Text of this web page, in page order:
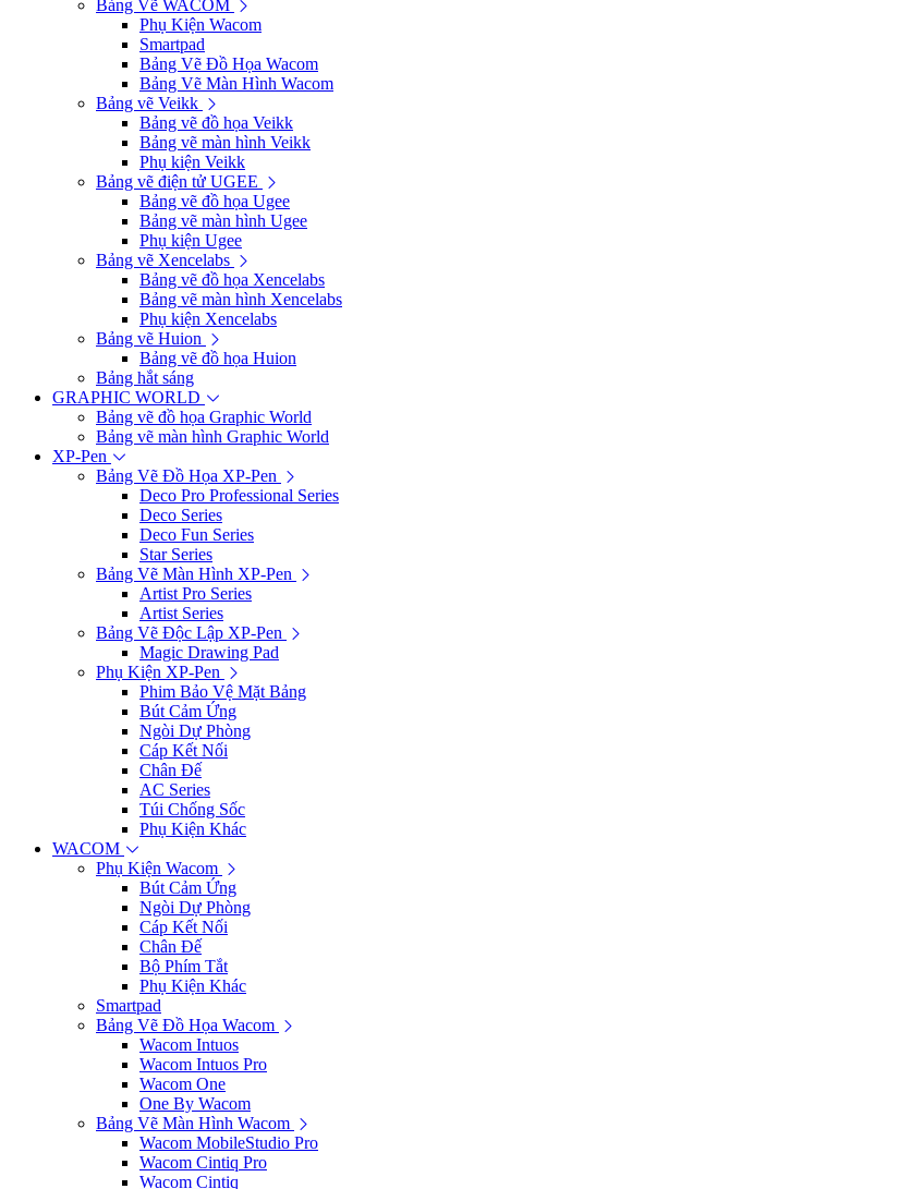
Bảng Vẽ WACOM
Phụ Kiện Wacom
Smartpad
Bảng Vẽ Đồ Họa Wacom
Bảng Vẽ Màn Hình Wacom
Bảng vẽ Veikk
Bảng vẽ đồ họa Veikk
Bảng vẽ màn hình Veikk
Phụ kiện Veikk
Bảng vẽ điện tử UGEE
Bảng vẽ đồ họa Ugee
Bảng vẽ màn hình Ugee
Phụ kiện Ugee
Bảng vẽ Xencelabs
Bảng vẽ đồ họa Xencelabs
Bảng vẽ màn hình Xencelabs
Phụ kiện Xencelabs
Bảng vẽ Huion
Bảng vẽ đồ họa Huion
Bảng hắt sáng
GRAPHIC WORLD
Bảng vẽ đồ họa Graphic World
Bảng vẽ màn hình Graphic World
XP-Pen
Bảng Vẽ Đồ Họa XP-Pen
Deco Pro Professional Series
Deco Series
Deco Fun Series
Star Series
Bảng Vẽ Màn Hình XP-Pen
Artist Pro Series
Artist Series
Bảng Vẽ Độc Lập XP-Pen
Magic Drawing Pad
Phụ Kiện XP-Pen
Phim Bảo Vệ Mặt Bảng
Bút Cảm Ứng
Ngòi Dự Phòng
Cáp Kết Nối
Chân Đế
AC Series
Túi Chống Sốc
Phụ Kiện Khác
WACOM
Phụ Kiện Wacom
Bút Cảm Ứng
Ngòi Dự Phòng
Cáp Kết Nối
Chân Đế
Bộ Phím Tắt
Phụ Kiện Khác
Smartpad
Bảng Vẽ Đồ Họa Wacom
Wacom Intuos
Wacom Intuos Pro
Wacom One
One By Wacom
Bảng Vẽ Màn Hình Wacom
Wacom MobileStudio Pro
Wacom Cintiq Pro
Wacom Cintiq